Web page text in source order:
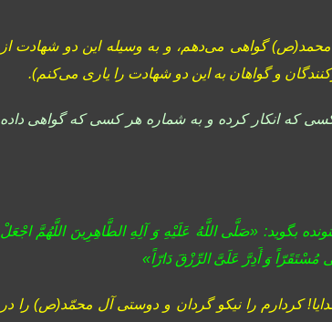
گواهى می‌دهم، و به وسیله این دو شهادت از
و گواهان به این دو شهادت را یارى می‌کنم).
که انکار کرده و به شماره هر کسى که گواهى داده
بگوید: «صَلَّى اللَّهُ عَلَیْهِ وَ آلِهِ الطَّاهِرِینَ اللَّهُمَّ اجْعَلْ
وَ أَدِرَّ عَلَیَّ الرِّزْقَ دَارّاً»
کردارم را نیکو گردان و دوستی آل محمّد(ص) را در